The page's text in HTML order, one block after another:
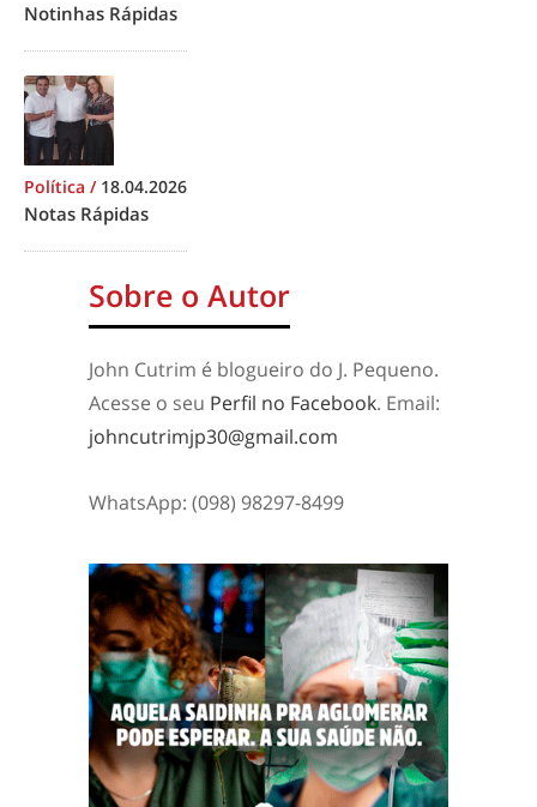
Notinhas Rápidas
Política / 18.04.2026
Notas Rápidas
Sobre o Autor
John Cutrim é blogueiro do J. Pequeno.
Acesse o seu Perfil no Facebook. Email:
johncutrimjp30@gmail.com
WhatsApp: (098) 98297-8499